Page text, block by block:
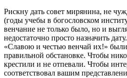
Рискну дать совет мирянина, не
(годы учебы в богословском
венчание не только было, но и
недостаточно просто назначить
«Славою и честью венчай их!»
правильной обстановке. Чтобы
крестили и не отпевали. Чтобы
соответствовал вашим